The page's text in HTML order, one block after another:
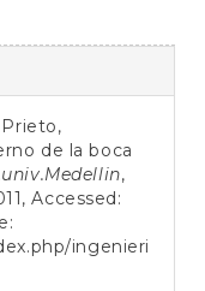
Prieto,
de la boca
,
Accessed:
ingenieri